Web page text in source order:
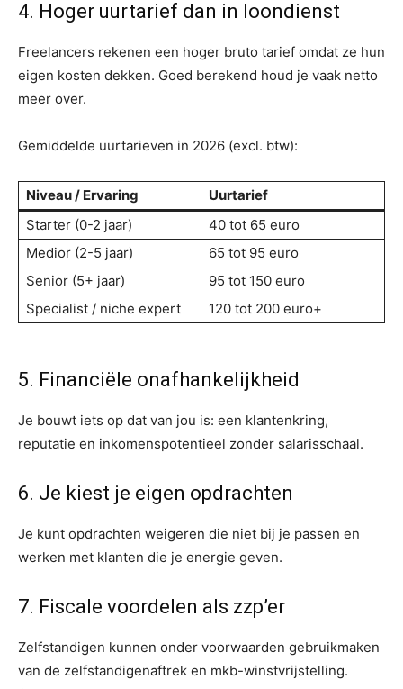
4. Hoger uurtarief dan in loondienst
Freelancers rekenen een hoger bruto tarief omdat ze hun
eigen kosten dekken. Goed berekend houd je vaak netto
meer over.
Gemiddelde uurtarieven in 2026 (excl. btw):
Niveau / Ervaring
Uurtarief
Starter (0-2 jaar)
40 tot 65 euro
Medior (2-5 jaar)
65 tot 95 euro
Senior (5+ jaar)
95 tot 150 euro
Specialist / niche expert
120 tot 200 euro+
5. Financiële onafhankelijkheid
Je bouwt iets op dat van jou is: een klantenkring,
reputatie en inkomenspotentieel zonder salarisschaal.
6. Je kiest je eigen opdrachten
Je kunt opdrachten weigeren die niet bij je passen en
werken met klanten die je energie geven.
7. Fiscale voordelen als zzp’er
Zelfstandigen kunnen onder voorwaarden gebruikmaken
van de zelfstandigenaftrek en mkb-winstvrijstelling.